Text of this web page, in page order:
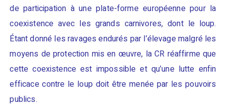
de participation à une plate-forme européenne pour la
coexistence avec les grands carnivores, dont le loup.
Étant donné les ravages endurés par l’élevage malgré les
moyens de protection mis en œuvre, la CR réaffirme que
cette coexistence est impossible et qu’une lutte enfin
efficace contre le loup doit être menée par les pouvoirs
publics.